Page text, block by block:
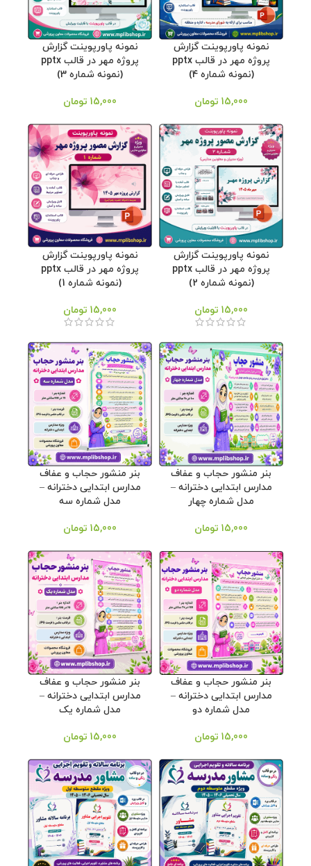
نمونه پاورپوینت گزارش
پروژه مهر در قالب pptx
(نمونه شماره 4)
15,000 تومان
نمونه پاورپوینت گزارش
پروژه مهر در قالب pptx
(نمونه شماره 3)
15,000 تومان
نمونه پاورپوینت گزارش
پروژه مهر در قالب pptx
(نمونه شماره 2)
15,000 تومان
نمونه پاورپوینت گزارش
پروژه مهر در قالب pptx
(نمونه شماره 1)
15,000 تومان
بنر منشور حجاب و عفاف
مدارس ابتدایی دخترانه –
مدل شماره چهار
15,000 تومان
بنر منشور حجاب و عفاف
مدارس ابتدایی دخترانه –
مدل شماره سه
15,000 تومان
بنر منشور حجاب و عفاف
مدارس ابتدایی دخترانه –
مدل شماره دو
15,000 تومان
بنر منشور حجاب و عفاف
مدارس ابتدایی دخترانه –
مدل شماره یک
15,000 تومان